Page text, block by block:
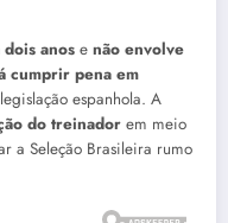
anos e não envolve
cumprir pena em
espanhola. A
do treinador em meio
a Seleção Brasileira rumo